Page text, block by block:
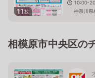
11枚
10:00-
神奈川
山モール
相模原市中央区の